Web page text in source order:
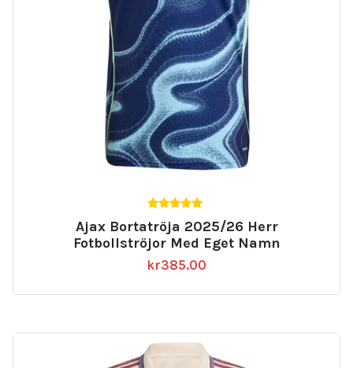
av 5
Ajax Bortatröja 2025/26 Herr
Fotbollströjor Med Eget Namn
kr385.00